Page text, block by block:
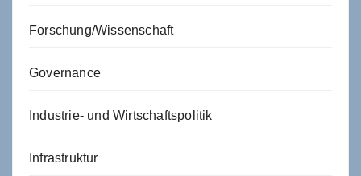
Forschung/Wissenschaft
Governance
Industrie- und Wirtschaftspolitik
Infrastruktur